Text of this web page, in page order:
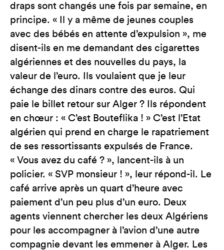
draps sont changés une fois par semaine, en
principe. « Il y a même de jeunes couples
avec des bébés en attente d’expulsion », me
disent-ils en me demandant des cigarettes
algériennes et des nouvelles du pays, la
valeur de l’euro. Ils voulaient que je leur
échange des dinars contre des euros. Qui
paie le billet retour sur Alger ? Ils répondent
en chœur : « C’est Bouteflika ! » C’est l’Etat
algérien qui prend en charge le rapatriement
de ses ressortissants expulsés de France.
« Vous avez du café ? », lancent-ils à un
policier. « SVP monsieur ! », leur répond-il. Le
café arrive après un quart d’heure avec
paiement d’un peu plus d’un euro. Deux
agents viennent chercher les deux Algériens
pour les accompagner à l’avion d’une autre
compagnie devant les emmener à Alger. Les